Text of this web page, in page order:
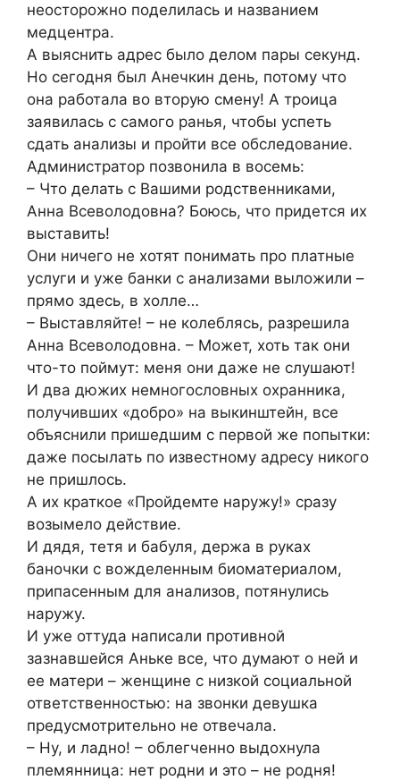
неосторожно поделилась и названием
медцентра.
А выяснить адрес было делом пары секунд.
Но сегодня был Анечкин день, потому что
она работала во вторую смену! А троица
заявилась с самого ранья, чтобы успеть
сдать анализы и пройти все обследование.
Администратор позвонила в восемь:
– Что делать с Вашими родственниками,
Анна Всеволодовна? Боюсь, что придется их
выставить!
Они ничего не хотят понимать про платные
услуги и уже банки с анализами выложили –
прямо здесь, в холле…
– Выставляйте! – не колеблясь, разрешила
Анна Всеволодовна. – Может, хоть так они
что-то поймут: меня они даже не слушают!
И два дюжих немногословных охранника,
получивших «добро» на выкинштейн, все
объяснили пришедшим с первой же попытки:
даже посылать по известному адресу никого
не пришлось.
А их краткое «Пройдемте наружу!» сразу
возымело действие.
И дядя, тетя и бабуля, держа в руках
баночки с вожделенным биоматериалом,
припасенным для анализов, потянулись
наружу.
И уже оттуда написали противной
зазнавшейся Аньке все, что думают о ней и
ее матери – женщине с низкой социальной
ответственностью: на звонки девушка
предусмотрительно не отвечала.
– Ну, и ладно! – облегченно выдохнула
племянница: нет родни и это – не родня!